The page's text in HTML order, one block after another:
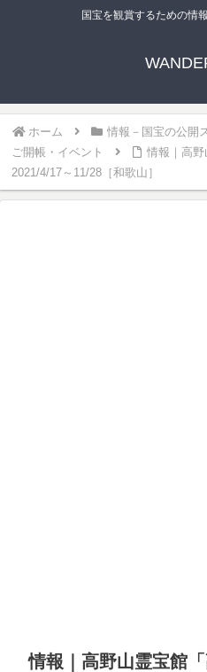
国宝を観賞するための情
ホーム 情報－国宝の公開
ご開帳・イベント
情報｜高野
2021/4/17～11/28［和歌山］
情報｜高野山霊宝館「